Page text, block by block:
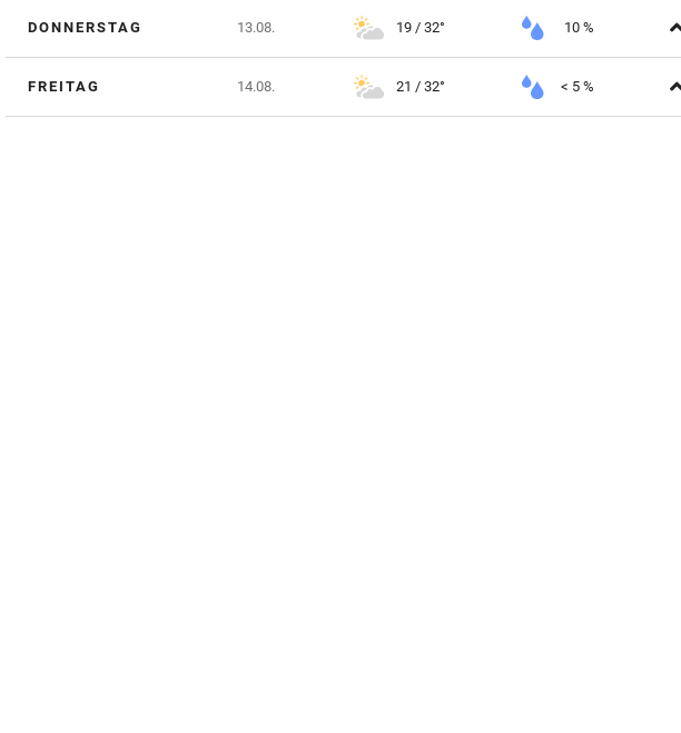
DONNERSTAG 13.08. 19 / 32° 10 %
FREITAG 14.08. 21 / 32° < 5 %